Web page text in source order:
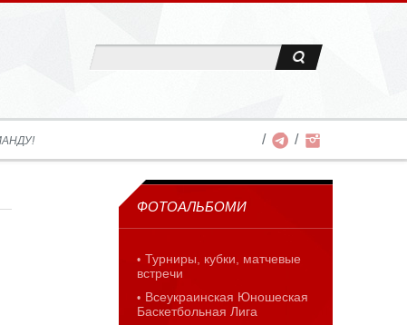
ФОТОАЛЬБОМИ
Турниры, кубки, матчевые
встречи
Всеукраинская Юношеская
Баскетбольная Лига